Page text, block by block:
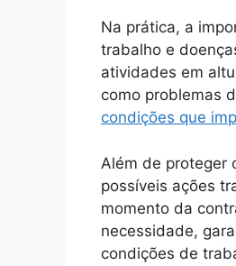
Na prática, a
trabalho e
atividades em
como problemas
condições que
Além de proteger
possíveis ações
momento da
necessidade,
condições de